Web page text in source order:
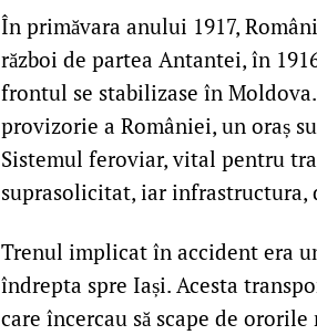
În primăvara anului 1917,
război de partea Antantei, în
frontul se stabilizase în
provizorie a României, un oraș
Sistemul feroviar, vital pentru
suprasolicitat, iar infrastructura,
Trenul implicat în accident era
îndrepta spre Iași. Acesta
care încercau să scape de